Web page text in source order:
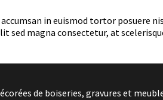
in euismod tortor posuere
sed magna consectetur, at
de boiseries, gravures et